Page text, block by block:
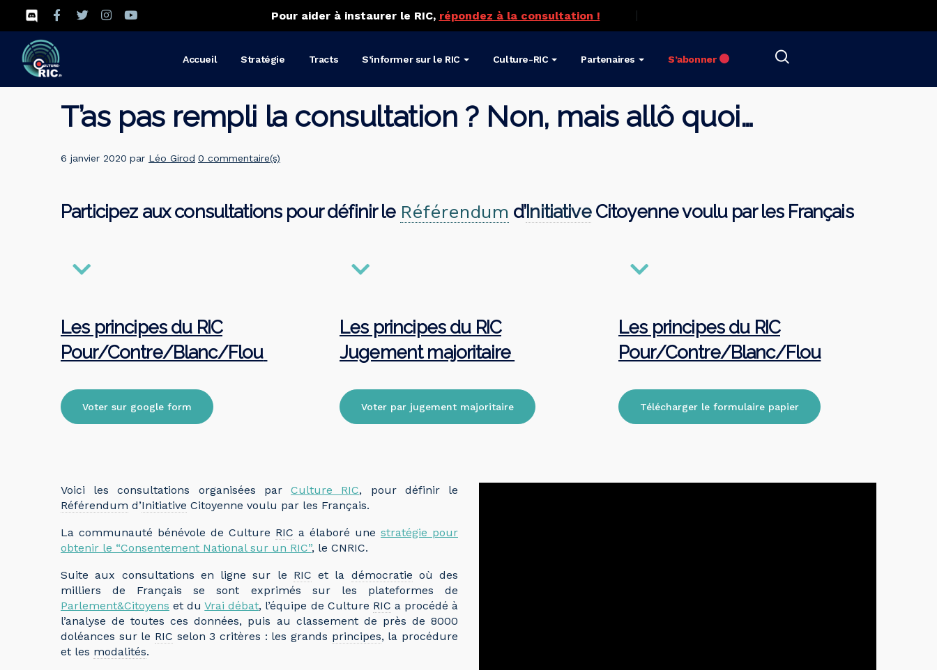
Pour aider à instaurer le RIC, répondez à la consultation !
Accueil Stratégie Tracts S’informer sur le RIC Culture-RIC Partenaires S’abonner
T’as pas rempli la consultation ? Non, mais allô quoi…
6 janvier 2020 par Léo Girod 0 commentaire(s)
Participez aux consultations pour définir le Référendum d’InitiativeCitoyenne voulu par les Français
Les principes du RIC
Pour/Contre/Blanc/Flou
Voter sur google form
Les principes du RIC
Jugement majoritaire
Voter par jugement majoritaire
Les principes du RIC
Pour/Contre/Blanc/Flou
Télécharger le formulaire papier
Voici les consultations organisées parCulture RIC, pour définir le
Référendum d’Initiative Citoyenne voulu par les Français.
La communauté bénévole de Culture RIC a élaboré une stratégie pour
obtenir le “Consentement National sur un RIC”, le CNRIC.
Suite aux consultations en ligne sur le RIC et la démocratie où des
milliers de Français se sont exprimés sur les plateformes de
Parlement&Citoyens et duVrai débat, l’équipe de Culture RIC a procédé à
l’analyse de toutes ces données, puis au classement de près de 8000
doléances sur le RIC selon 3 critères : les grands principes, la procédure
et les modalités.